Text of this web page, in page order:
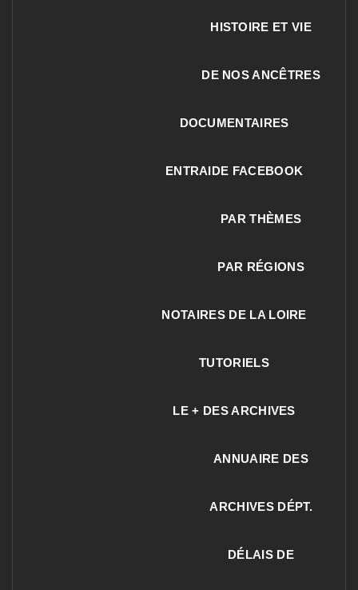
HISTOIRE ET VIE
DE NOS ANCÊTRES
DOCUMENTAIRES
ENTRAIDE FACEBOOK
PAR THÈMES
PAR RÉGIONS
NOTAIRES DE LA LOIRE
TUTORIELS
LE + DES ARCHIVES
ANNUAIRE DES
ARCHIVES DÉPT.
DÉLAIS DE